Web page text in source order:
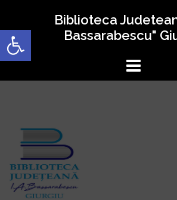
Deschide bara de
conținut
Biblioteca
Bassarabescu"